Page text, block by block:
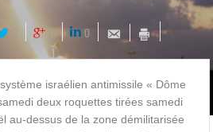
0 0 0
israélien antimissile « Dôme
deux roquettes tirées samedi
au-dessus de la zone démilitarisée